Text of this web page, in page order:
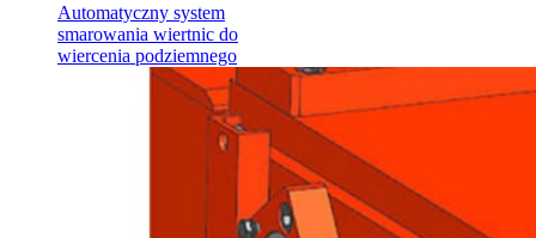
Automatyczny system
smarowania wiertnic do
wiercenia podziemnego